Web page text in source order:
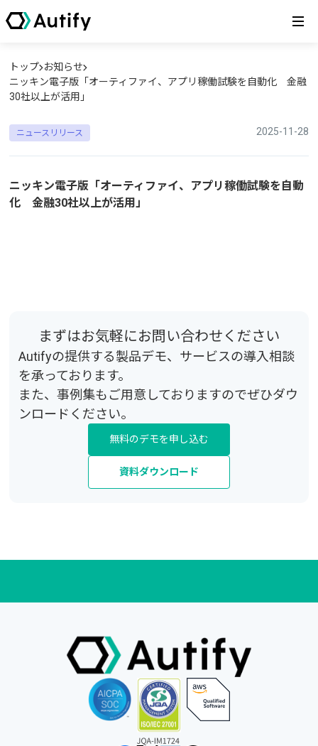
トップ お知らせ
ニッキン電子版「オーティファイ、アプリ稼働試験を自動化 金融
30社以上が活用」
ニュースリリース 2025-11-28
ニッキン電子版「オーティファイ、アプリ稼働試験を自動
化 金融30社以上が活用」
まずはお気軽にお問い合わせください
Autifyの提供する製品デモ、サービスの導入相談
を承っております。
また、事例集もご用意しておりますのでぜひダウ
ンロードください。
無料のデモを申し込む
資料ダウンロード